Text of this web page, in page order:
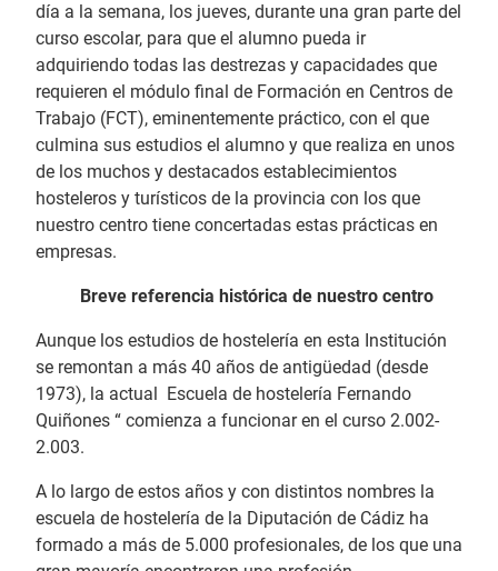
día a la semana, los jueves, durante una gran parte del
curso escolar, para que el alumno pueda ir
adquiriendo todas las destrezas y capacidades que
requieren el módulo final de Formación en Centros de
Trabajo (FCT), eminentemente práctico, con el que
culmina sus estudios el alumno y que realiza en unos
de los muchos y destacados establecimientos
hosteleros y turísticos de la provincia con los que
nuestro centro tiene concertadas estas prácticas en
empresas.
Breve referencia histórica de nuestro centro
Aunque los estudios de hostelería en esta Institución
se remontan a más 40 años de antigüedad (desde
1973), la actual Escuela de hostelería Fernando
Quiñones “ comienza a funcionar en el curso 2.002-
2.003.
A lo largo de estos años y con distintos nombres la
escuela de hostelería de la Diputación de Cádiz ha
formado a más de 5.000 profesionales, de los que una